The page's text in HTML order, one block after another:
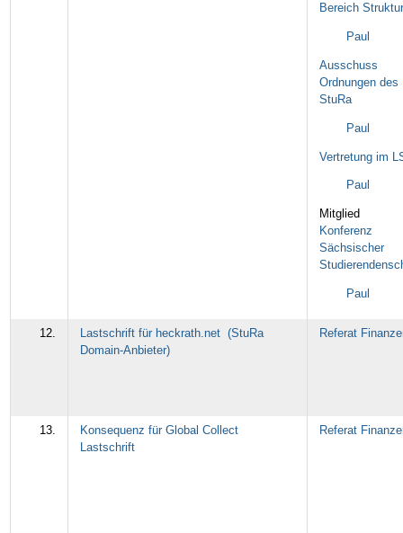
Bereich Struktur
Paul
Ausschuss
Ordnungen des
StuRa
Paul
Vertretung im
Paul
Mitglied
Konferenz
Sächsischer
Paul
12.
Lastschrift für heckrath.net (StuRa
Domain-Anbieter)
Referat
13.
Konsequenz für Global Collect
Lastschrift
Referat